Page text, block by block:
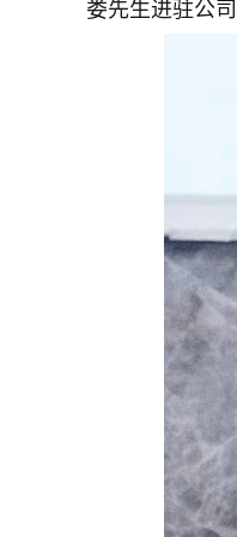
娄先生进驻公